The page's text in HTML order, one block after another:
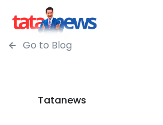
Go to Blog
Tatanews